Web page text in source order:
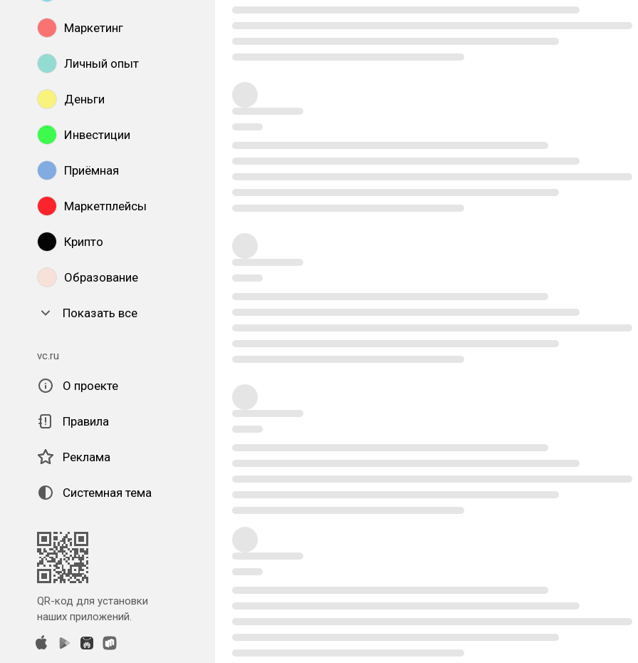
Маркетинг
Личный опыт
Деньги
Инвестиции
Приёмная
Маркетплейсы
Крипто
Образование
Показать все
vc.ru
О проекте
Правила
Реклама
Системная тема
QR-код для установки
наших приложений.